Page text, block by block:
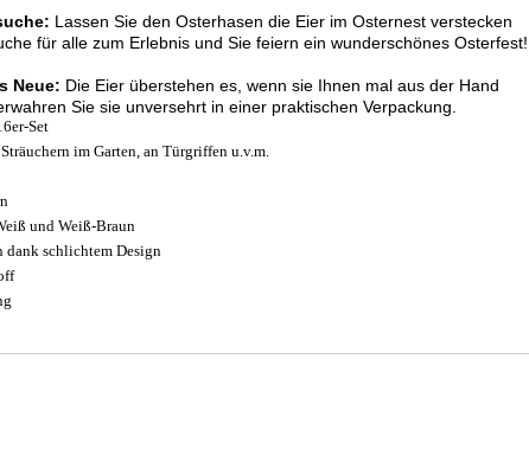
Lassen Sie den Osterhasen die Eier im Osternest verstecken
für alle zum Erlebnis und Sie feiern ein wunderschönes Osterfest!
Neue: Die Eier überstehen es, wenn sie Ihnen mal aus der Hand
Sie sie unversehrt in einer praktischen Verpackung.
Set
im Garten, an Türgriffen u.v.m.
und Weiß-Braun
dank schlichtem Design